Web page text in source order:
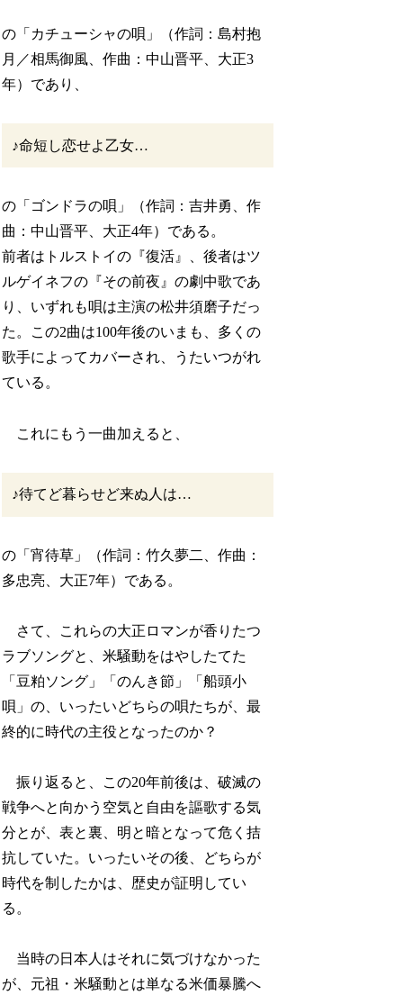
の「カチューシャの唄」（作詞：島村抱
月／相馬御風、作曲：中山晋平、大正3
年）であり、
♪命短し恋せよ乙女…
の「ゴンドラの唄」（作詞：吉井勇、作
曲：中山晋平、大正4年）である。
前者はトルストイの『復活』、後者はツ
ルゲイネフの『その前夜』の劇中歌であ
り、いずれも唄は主演の松井須磨子だっ
た。この2曲は100年後のいまも、多くの
歌手によってカバーされ、うたいつがれ
ている。
これにもう一曲加えると、
♪待てど暮らせど来ぬ人は…
の「宵待草」（作詞：竹久夢二、作曲：
多忠亮、大正7年）である。
さて、これらの大正ロマンが香りたつ
ラブソングと、米騒動をはやしたてた
「豆粕ソング」「のんき節」「船頭小
唄」の、いったいどちらの唄たちが、最
終的に時代の主役となったのか？
振り返ると、この20年前後は、破滅の
戦争へと向かう空気と自由を謳歌する気
分とが、表と裏、明と暗となって危く拮
抗していた。いったいその後、どちらが
時代を制したかは、歴史が証明してい
る。
当時の日本人はそれに気づけなかった
が、元祖・米騒動とは単なる米価暴騰へ